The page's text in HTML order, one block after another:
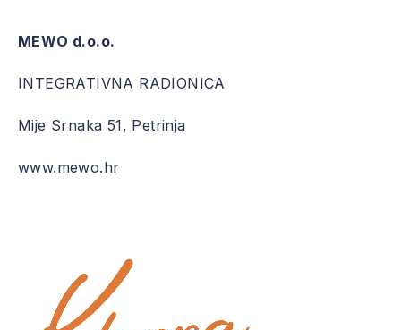
MEWO d.o.o.
INTEGRATIVNA RADIONICA
Mije Srnaka 51, Petrinja
www.mewo.hr